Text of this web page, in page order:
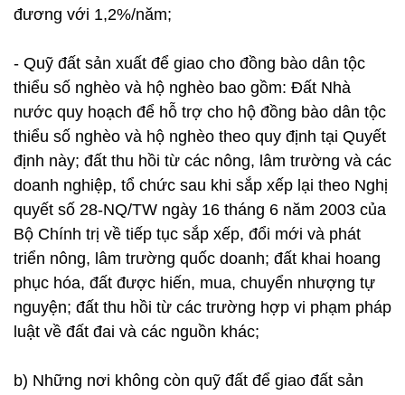
đương với 1,2%/năm;
- Quỹ đất sản xuất để giao cho đồng bào dân tộc
thiểu số nghèo và hộ nghèo bao gồm: Đất Nhà
nước quy hoạch để hỗ trợ cho hộ đồng bào dân tộc
thiểu số nghèo và hộ nghèo theo quy định tại Quyết
định này; đất thu hồi từ các nông, lâm trường và các
doanh nghiệp, tổ chức sau khi sắp xếp lại theo Nghị
quyết số 28-NQ/TW ngày 16 tháng 6 năm 2003 của
Bộ Chính trị về tiếp tục sắp xếp, đổi mới và phát
triển nông, lâm trường quốc doanh; đất khai hoang
phục hóa, đất được hiến, mua, chuyển nhượng tự
nguyện; đất thu hồi từ các trường hợp vi phạm pháp
luật về đất đai và các nguồn khác;
b) Những nơi không còn quỹ đất để giao đất sản